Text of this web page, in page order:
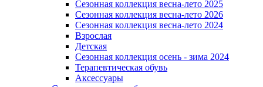
Сезонная коллекция весна-лето 2025
Сезонная коллекция весна-лето 2026
Сезонная коллекция весна-лето 2024
Взрослая
Детская
Сезонная коллекция осень - зима 2024
Терапевтическая обувь
Аксессуары